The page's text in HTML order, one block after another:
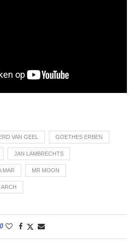
VAN GEEL GOETHES ERBEN
JAN LAMBRECHTS
MAR MR MOON
0